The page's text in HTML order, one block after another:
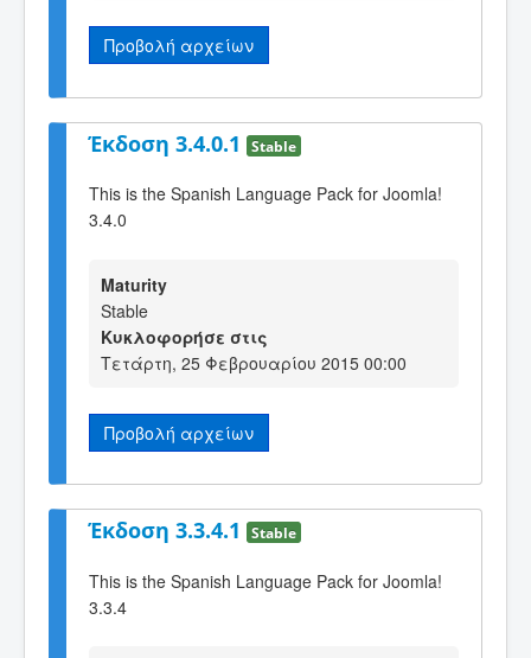
Προβολή αρχείων
Έκδοση 3.4.0.1 Stable
This is the Spanish Language Pack for Joomla!
3.4.0
Maturity
Stable
Κυκλοφορήσε στις
Τετάρτη, 25 Φεβρουαρίου 2015 00:00
Προβολή αρχείων
Έκδοση 3.3.4.1 Stable
This is the Spanish Language Pack for Joomla!
3.3.4